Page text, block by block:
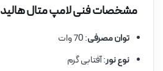
مشخصات فنی لامپ متال هالید 70 وات
توان مصرفی: 70 وات
نوع نور: آفتابی گرم